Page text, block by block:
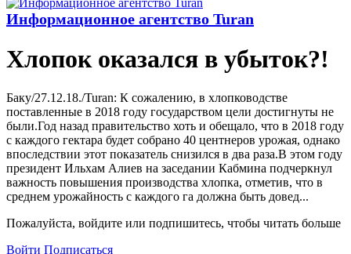
Информационное агентство Turan
Хлопок оказался в убыток?!
Баку/27.12.18./Turan: К сожалению, в хлопководстве
поставленные в 2018 году государством цели достигнуты не
были.Год назад правительство хоть и обещало, что в 2018 году
с каждого гектара будет собрано 40 центнеров урожая, однако
впоследствии этот показатель снизился в два раза.B этом году
президент Ильхам Алиев на заседании Кабмина подчеркнул
важность повышения производства хлопка, отметив, что в
среднем урожайность с каждого га должна быть довед...
Пожалуйста, войдите или подпишитесь, чтобы читать больше
Войти Подписаться